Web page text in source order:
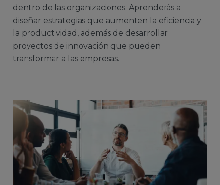
dentro de las organizaciones. Aprenderás a
diseñar estrategias que aumenten la eficiencia y
la productividad, además de desarrollar
proyectos de innovación que pueden
transformar a las empresas.